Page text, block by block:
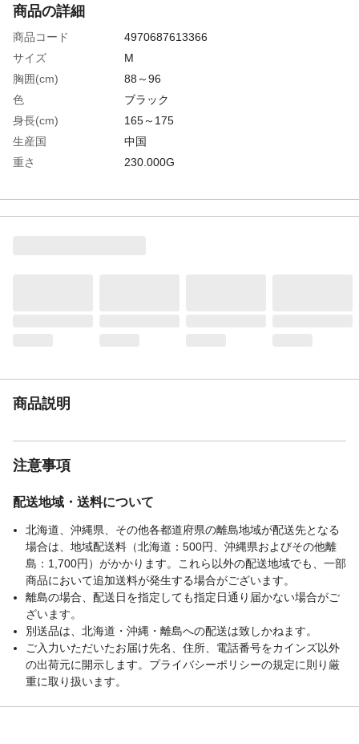
商品の詳細
商品コード
4970687613366
サイズ
M
胸囲(cm)
88～96
色
ブラック
身長(cm)
165～175
生産国
中国
重さ
230.000G
商品説明
注意事項
配送地域・送料について
北海道、沖縄県、その他各都道府県の離島地域が配送先となる
場合は、地域配送料（北海道：500円、沖縄県およびその他離
島：1,700円）がかかります。これら以外の配送地域でも、一部
商品において追加送料が発生する場合がございます。
離島の場合、配送日を指定しても指定日通り届かない場合がご
ざいます。
別送品は、北海道・沖縄・離島への配送は致しかねます。
ご入力いただいたお届け先名、住所、電話番号をカインズ以外
の出荷元に開示します。プライバシーポリシーの規定に則り厳
重に取り扱います。